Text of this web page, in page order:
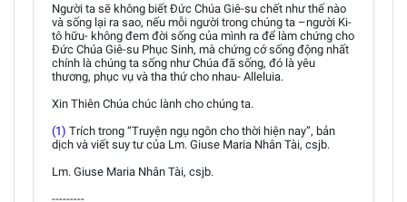
Người ta sẽ không biết Đức Chúa Giê-su chết như thế nào
và sống lại ra sao, nếu mỗi người trong chúng ta –người Ki-
tô hữu- không đem đời sống của mình ra để làm chứng cho
Đức Chúa Giê-su Phục Sinh, mà chứng cớ sống động nhất
chính là chúng ta sống như Chúa đã sống, đó là yêu
thương, phục vụ và tha thứ cho nhau- Alleluia.
Xin Thiên Chúa chúc lành cho chúng ta.
(1) Trích trong “Truyện ngụ ngôn cho thời hiện nay”, bản
dịch và viết suy tư của Lm. Giuse Maria Nhân Tài, csjb.
Lm. Giuse Maria Nhân Tài, csjb.
---------